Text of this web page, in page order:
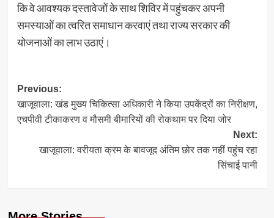
कि वे आवश्यक दस्तावेजों के साथ शिविर में पहुंचकर अपनी
समस्याओं का त्वरित समाधान करवाएं तथा राज्य सरकार की
योजनाओं का लाभ उठाएं।
Post
navigation
Previous:
खाजूवाला: खंड मुख्य चिकित्सा अधिकारी ने किया उपकेंद्रों का निरीक्षण,
एचपीवी टीकाकरण व मौसमी बीमारियों की रोकथाम पर दिया जोर
Next:
खाजूवाला: वरीयता क्रम के बावजूद अंतिम छोर तक नहीं पहुंच रहा
सिंचाई पानी